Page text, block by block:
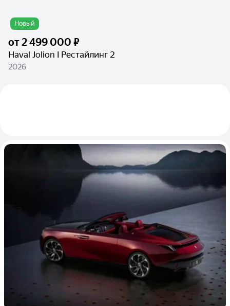
Новый
от2 499 000 ₽
Haval Jolion I Рестайлинг 2
2026